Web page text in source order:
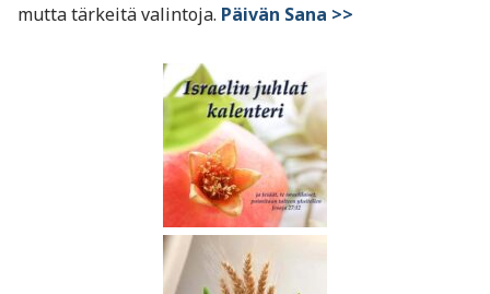
mutta tärkeitä valintoja. Päivän Sana >>